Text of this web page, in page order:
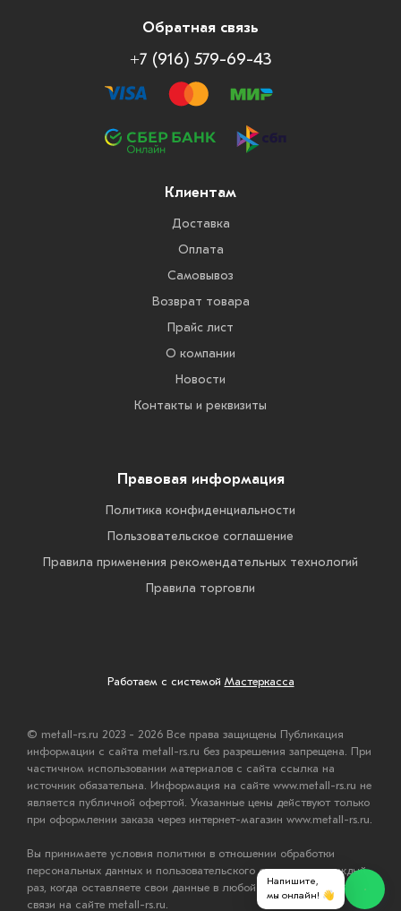
Обратная связь
+7 (916) 579-69-43
Клиентам
Доставка
Оплата
Самовывоз
Возврат товара
Прайс лист
О компании
Новости
Контакты и реквизиты
Правовая информация
Политика конфиденциальности
Пользовательское соглашение
Правила применения рекомендательных технологий
Правила торговли
Работаем с системой Мастеркасса
© metall-rs.ru 2023 - 2026 Все права защищены Публикация
информации с сайта metall-rs.ru без разрешения запрещена. При
частичном использовании материалов с сайта ссылка на
источник обязательна. Информация на сайте www.metall-rs.ru не
является публичной офертой. Указанные цены действуют только
при оформлении заказа через интернет-магазин www.metall-rs.ru.
Вы принимаете условия политики в отношении обработки
персональных данных и пользовательского соглашения каждый
раз, когда оставляете свои данные в любой форме обратной
связи на сайте metall-rs.ru.
Напишите,
мы онлайн! 👋